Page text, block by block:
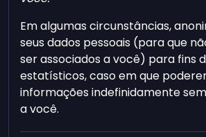
Em algumas circunstâncias,
seus dados pessoais (para que
ser associados a você) para fins
estatísticos, caso em que
informações indefinidamente
a você.